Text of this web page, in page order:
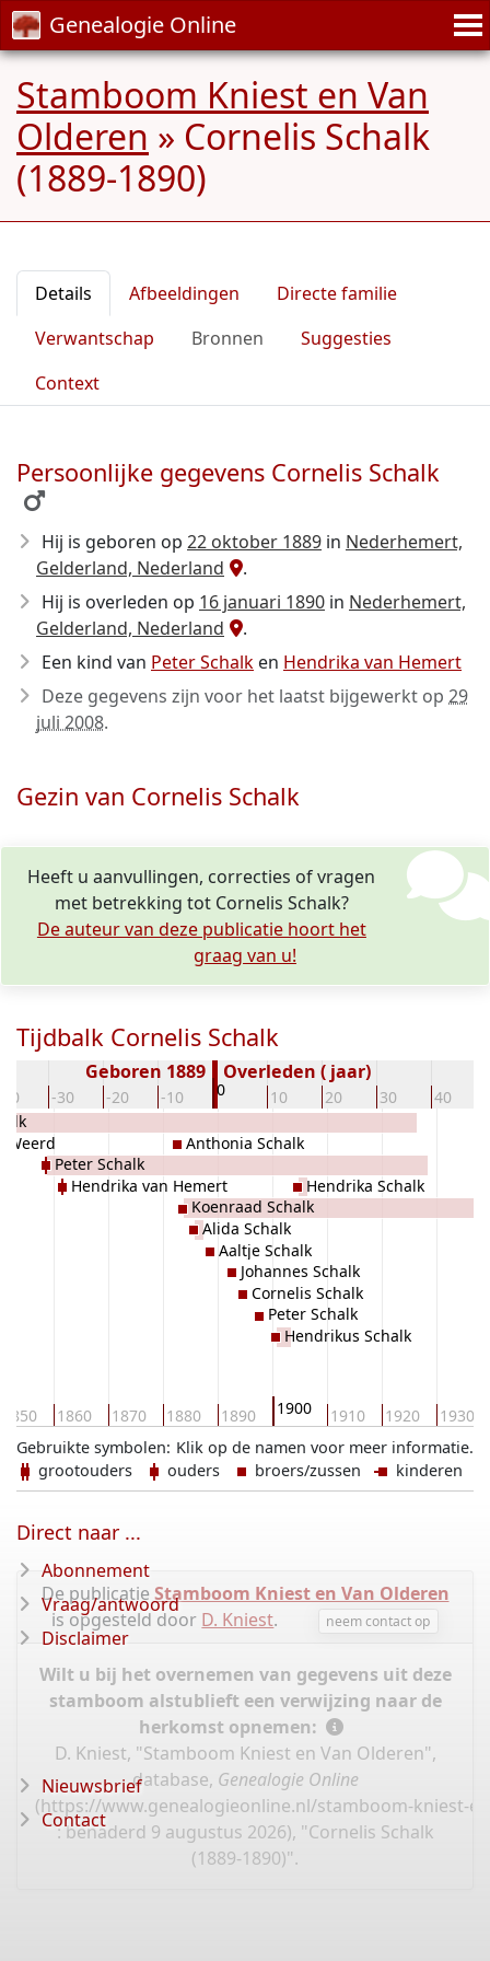
Genealogie Online
Stamboom Kniest en Van
Olderen » Cornelis Schalk
(1889-1890)
Details Afbeeldingen
Directe familie
Verwantschap
Bronnen
Suggesties
Context
Persoonlijke gegevens Cornelis Schalk
Hij is geboren op 22 oktober 1889 in Nederhemert,
Gelderland, Nederland
.
Hij is overleden op 16 januari 1890 in Nederhemert,
Gelderland, Nederland
.
Een kind van Peter Schalk en Hendrika van Hemert
Deze gegevens zijn voor het laatst bijgewerkt op 29
juli 2008.
Gezin van Cornelis Schalk
Heeft u aanvullingen, correcties of vragen
met betrekking tot Cornelis Schalk?
De auteur van deze publicatie hoort het
graag van u!
Tijdbalk Cornelis Schalk
-30 -20 -10 0 10 20 30 40
Geboren 1889 Overleden ( jaar)
1850 1860 1870 1880 1890 1900 1910 1920 1930
Weerd
Peter Schalk
Hendrika van Hemert
Anthonia Schalk
Koenraad Schalk
Alida Schalk
Aaltje Schalk
Johannes Schalk
Cornelis Schalk
Peter Schalk
Hendrikus Schalk
Hendrika Schalk
Klik op de namen voor meer informatie.
Gebruikte symbolen:
grootouders
ouders broers/zussen kinderen
De publicatie Stamboom Kniest en Van Olderen
is opgesteld door D. Kniest. neem contact op
Wilt u bij het overnemen van gegevens uit deze
stamboom alstublieft een verwijzing naar de
herkomst opnemen:
D. Kniest, "Stamboom Kniest en Van Olderen",
database, Genealogie Online
(https://www.genealogieonline.nl/stamboom-kniest-
: benaderd 9 augustus 2026), "Cornelis Schalk
(1889-1890)".
Direct naar ...
Abonnement
Vraag/antwoord
Disclaimer
Nieuwsbrief
Contact